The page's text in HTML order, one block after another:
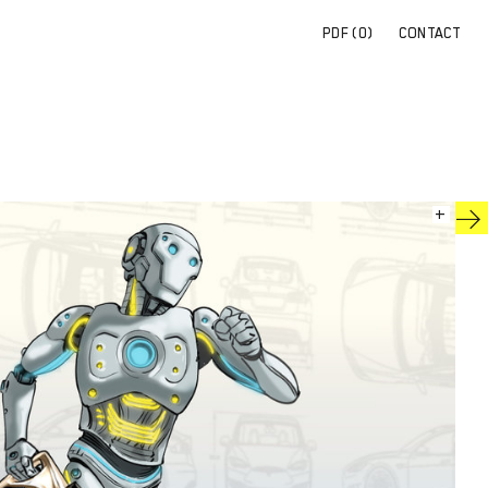
PDF (0) CONTACT
+